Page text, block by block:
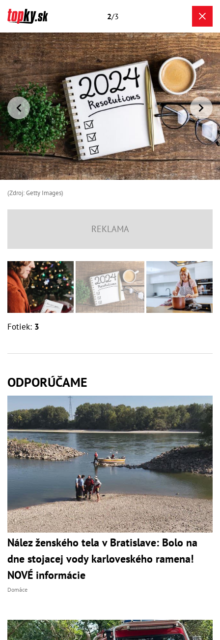
2/3
(Zdroj: Getty Images)
Fotiek: 3
ODPORÚČAME
Nález ženského tela v Bratislave: Bolo na
dne stojacej vody karloveského ramena!
NOVÉ informácie
Domáce